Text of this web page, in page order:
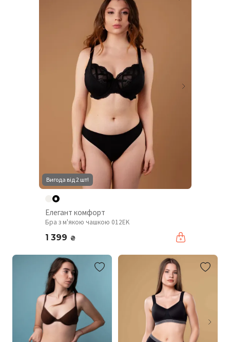
Вигода від 2 шт!
Елегант комфорт
Бра з м'якою чашкою 012EK
1 399 ₴